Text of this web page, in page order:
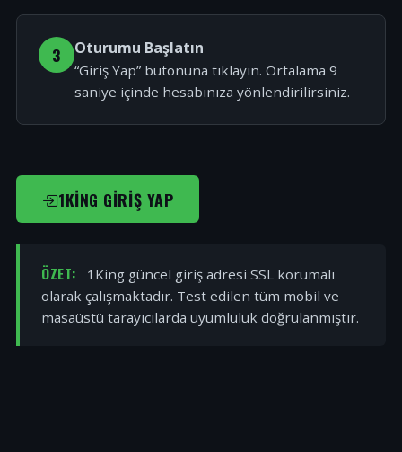
3 Oturumu Başlatın
“Giriş Yap” butonuna tıklayın. Ortalama 9
saniye içinde hesabınıza yönlendirilirsiniz.
1KING GIRIŞ YAP
ÖZET:
1King güncel giriş adresi SSL korumalı
olarak çalışmaktadır. Test edilen tüm mobil ve
masaüstü tarayıcılarda uyumluluk doğrulanmıştır.